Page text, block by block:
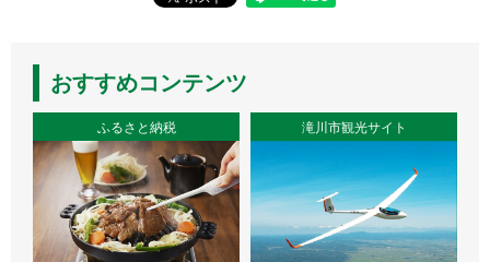
おすすめコンテンツ
ふるさと納税 滝川市観光サイト